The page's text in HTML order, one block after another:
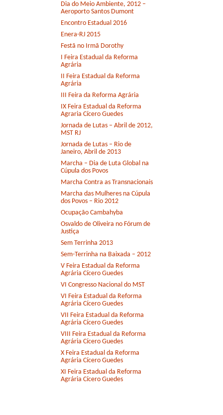
Dia do Meio Ambiente, 2012 –
Aeroporto Santos Dumont
Encontro Estadual 2016
Enera-RJ 2015
Festã no Irmã Dorothy
I Feira Estadual da Reforma
Agrária
II Feira Estadual da Reforma
Agrária
III Feira da Reforma Agrária
IX Feira Estadual da Reforma
Agraria Cícero Guedes
Jornada de Lutas – Abril de 2012,
MST RJ
Jornada de Lutas – Rio de
Janeiro, Abril de 2013
Marcha – Dia de Luta Global na
Cúpula dos Povos
Marcha Contra as Transnacionais
Marcha das Mulheres na Cúpula
dos Povos – Rio 2012
Ocupação Cambahyba
Osvaldo de Oliveira no Fórum de
Justiça
Sem Terrinha 2013
Sem-Terrinha na Baixada – 2012
V Feira Estadual da Reforma
Agrária Cícero Guedes
VI Congresso Nacional do MST
VI Feira Estadual da Reforma
Agrária Cícero Guedes
VII Feira Estadual da Reforma
Agrária Cícero Guedes
VIII Feira Estadual da Reforma
Agrária Cícero Guedes
X Feira Estadual da Reforma
Agrária Cícero Guedes
XI Feira Estadual da Reforma
Agrária Cícero Guedes